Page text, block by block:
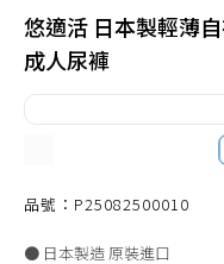
衛生紙
Iphone 17
日
用
耗
品/
人
紙
衛生紙
衛生棉、棉條
幼兒紙尿褲
濕紙巾
口腔清潔
悠適活 日本製輕薄
成人尿褲
品號：P25082500010
● 日本製造 原裝進口